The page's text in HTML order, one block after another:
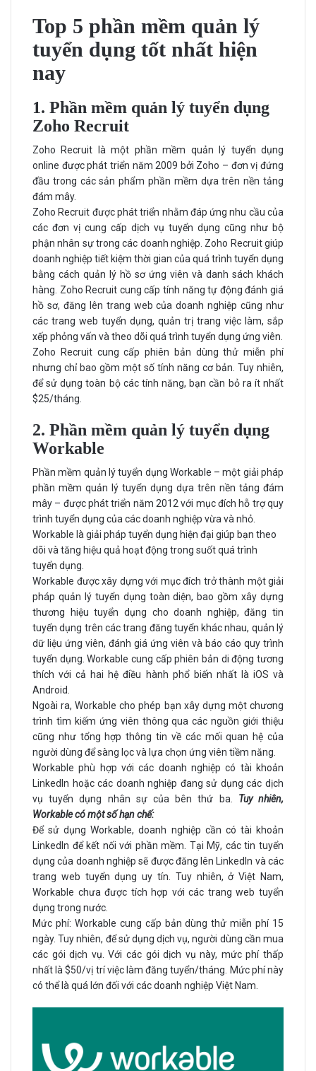
Top 5 phần mềm quản lý
tuyển dụng tốt nhất hiện
nay
1. Phần mềm quản lý tuyển dụng
Zoho Recruit
Zoho Recruit là một phần mềm quản lý tuyển dụng
online được phát triển năm 2009 bởi Zoho – đơn vị đứng
đầu trong các sản phẩm phần mềm dựa trên nền tảng
đám mây.
Zoho Recruit được phát triển nhằm đáp ứng nhu cầu của
các đơn vị cung cấp dịch vụ tuyển dụng cũng như bộ
phận nhân sự trong các doanh nghiệp. Zoho Recruit giúp
doanh nghiệp tiết kiệm thời gian của quá trình tuyển dụng
bằng cách quản lý hồ sơ ứng viên và danh sách khách
hàng. Zoho Recruit cung cấp tính năng tự động đánh giá
hồ sơ, đăng lên trang web của doanh nghiệp cũng như
các trang web tuyển dụng, quản trị trang việc làm, sắp
xếp phỏng vấn và theo dõi quá trình tuyển dụng ứng viên.
Zoho Recruit cung cấp phiên bản dùng thử miễn phí
nhưng chỉ bao gồm một số tính năng cơ bản. Tuy nhiên,
để sử dụng toàn bộ các tính năng, bạn cần bỏ ra ít nhất
$25/tháng.
2. Phần mềm quản lý tuyển dụng
Workable
Phần mềm quản lý tuyển dụng Workable – một giải pháp
phần mềm quản lý tuyển dụng dựa trên nền tảng đám
mây – được phát triển năm 2012 với mục đích hỗ trợ quy
trình tuyển dụng của các doanh nghiệp vừa và nhỏ.
Workable là giải pháp tuyển dụng hiện đại giúp bạn theo
dõi và tăng hiệu quả hoạt động trong suốt quá trình
tuyển dụng.
Workable được xây dựng với mục đích trở thành một giải
pháp quản lý tuyển dụng toàn diện, bao gồm xây dựng
thương hiệu tuyển dụng cho doanh nghiệp, đăng tin
tuyển dụng trên các trang đăng tuyển khác nhau, quản lý
dữ liệu ứng viên, đánh giá ứng viên và báo cáo quy trình
tuyển dụng. Workable cung cấp phiên bản di động tương
thích với cả hai hệ điều hành phổ biến nhất là iOS và
Android.
Ngoài ra, Workable cho phép bạn xây dựng một chương
trình tìm kiếm ứng viên thông qua các nguồn giới thiệu
cũng như tổng hợp thông tin về các mối quan hệ của
người dùng để sàng lọc và lựa chọn ứng viên tiềm năng.
Workable phù hợp với các doanh nghiệp có tài khoản
LinkedIn hoặc các doanh nghiệp đang sử dụng các dịch
vụ tuyển dụng nhân sự của bên thứ ba. Tuy nhiên,
Workable có một số hạn chế:
Để sử dụng Workable, doanh nghiệp cần có tài khoản
LinkedIn để kết nối với phần mềm. Tại Mỹ, các tin tuyển
dụng của doanh nghiệp sẽ được đăng lên LinkedIn và các
trang web tuyển dụng uy tín. Tuy nhiên, ở Việt Nam,
Workable chưa được tích hợp với các trang web tuyển
dụng trong nước.
Mức phí: Workable cung cấp bản dùng thử miễn phí 15
ngày. Tuy nhiên, để sử dụng dịch vụ, người dùng cần mua
các gói dịch vụ. Với các gói dịch vụ này, mức phí thấp
nhất là $50/vị trí việc làm đăng tuyển/tháng. Mức phí này
có thể là quá lớn đối với các doanh nghiệp Việt Nam.